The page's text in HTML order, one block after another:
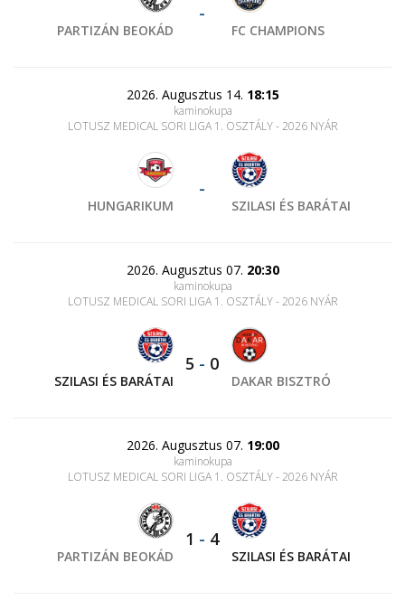
PARTIZÁN BEOKÁD
-
FC CHAMPIONS
2026. Augusztus 14. 18:15
kaminokupa
LOTUSZ MEDICAL SORI LIGA 1. OSZTÁLY - 2026 NYÁR
HUNGARIKUM
-
SZILASI ÉS BARÁTAI
2026. Augusztus 07. 20:30
kaminokupa
LOTUSZ MEDICAL SORI LIGA 1. OSZTÁLY - 2026 NYÁR
SZILASI ÉS BARÁTAI
5 - 0
DAKAR BISZTRÓ
2026. Augusztus 07. 19:00
kaminokupa
LOTUSZ MEDICAL SORI LIGA 1. OSZTÁLY - 2026 NYÁR
PARTIZÁN BEOKÁD
1 - 4
SZILASI ÉS BARÁTAI